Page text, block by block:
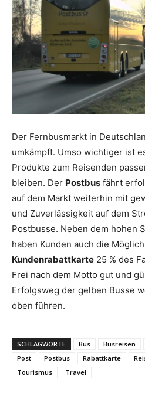
Der Fernbusmarkt in
umkämpft. Umso wichtiger ist
Produkte zum Reisenden
bleiben. Der Postbus fährt
auf dem Markt weiterhin mit
und Zuverlässigkeit auf dem
Postbusse. Neben dem hohen
haben Kunden auch die
Kundenrabattkarte 25 % des
Frei nach dem Motto gut und
Erfolgsweg der gelben Busse
oben führen.
SCHLAGWORTE Bus Busreisen
Post
Postbus Rabattkarte
Tourismus
Travel